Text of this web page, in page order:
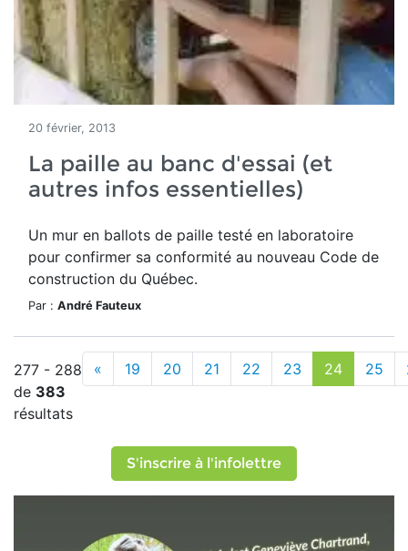
20 février, 2013
La paille au banc d'essai (et
autres infos essentielles)
Un mur en ballots de paille testé en laboratoire
pour confirmer sa conformité au nouveau Code de
construction du Québec.
Par : André Fauteux
277 - 288
de 383
résultats
« 19 20 21 22 23 24 25
S'inscrire à l'infolettre